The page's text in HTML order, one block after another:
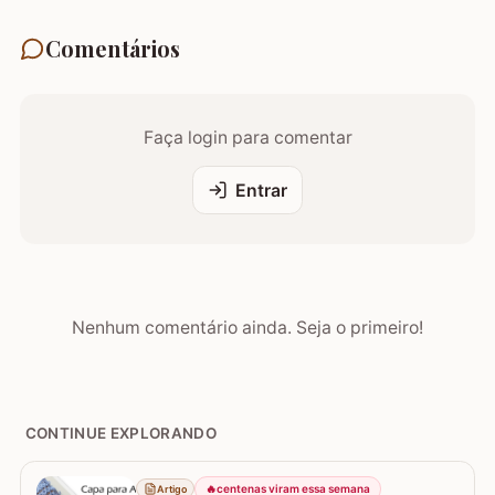
Comentários
Faça login para comentar
Entrar
Nenhum comentário ainda. Seja o primeiro!
CONTINUE EXPLORANDO
Artigo 🔥centenas viram essa semana